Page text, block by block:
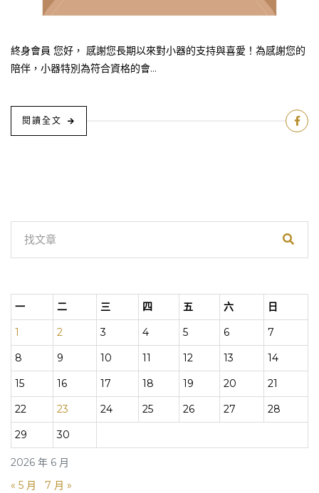
終身會員 您好， 感謝您長期以來對小器的支持與喜愛！為感謝您的
陪伴，小器特別為符合資格的會...
閱讀全文
2026 年 6 月
一 二 三 四 五 六
日
1
2 3 4 5 6
7
8
9 10 11 12 13
14
15
16 17 18 19 20
21
22
23 24 25 26 27
28
29
30
« 5 月 7 月 »